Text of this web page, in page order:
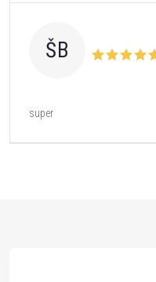
ŠB
super